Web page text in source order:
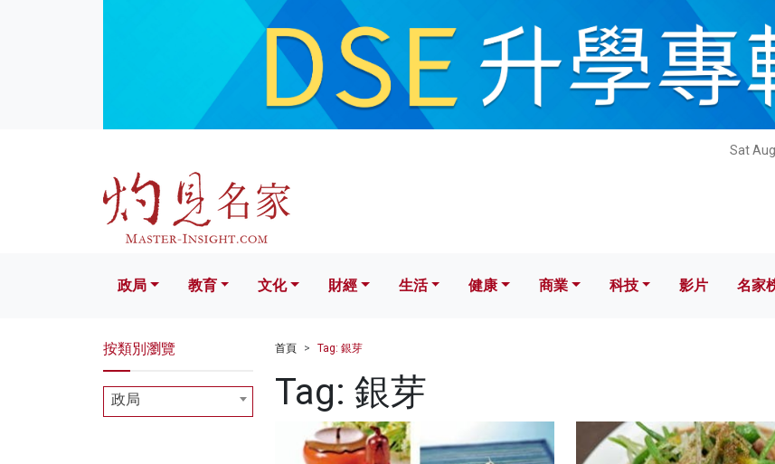
Sat
文化 財經 生活 健康 科技 影片
政局 教育 文化 財經 生活 健康 商業 科技 影片 名家
首頁 Tag: 銀芽
Tag: 銀芽
按類別瀏覽
政局